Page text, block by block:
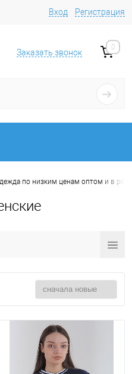
Вход Регистрация
Заказать звонок
0
по низким ценам оптом и в